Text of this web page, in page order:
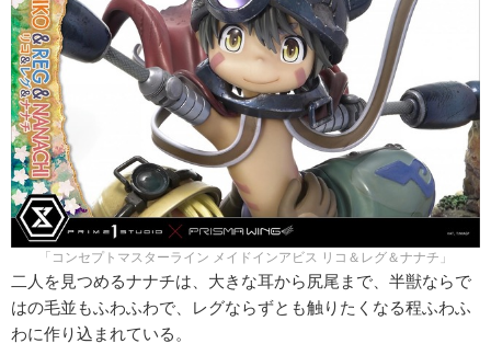
「コンセプトマスターライン メイドインアビス リコ＆レグ＆ナナチ」
二人を見つめるナナチは、大きな耳から尻尾まで、半獣ならで
はの毛並もふわふわで、レグならずとも触りたくなる程ふわふ
わに作り込まれている。